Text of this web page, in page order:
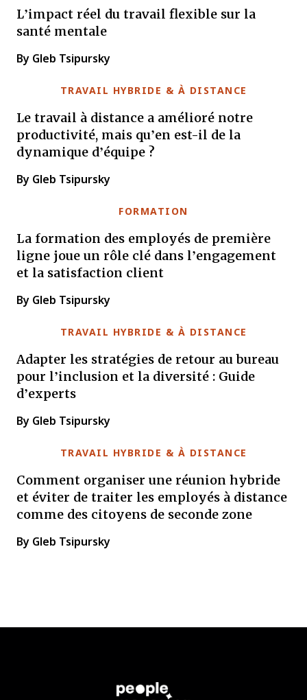
L’impact réel du travail flexible sur la
santé mentale
By Gleb Tsipursky
TRAVAIL HYBRIDE & À DISTANCE
Le travail à distance a amélioré notre
productivité, mais qu’en est-il de la
dynamique d’équipe ?
By Gleb Tsipursky
FORMATION
La formation des employés de première
ligne joue un rôle clé dans l’engagement
et la satisfaction client
By Gleb Tsipursky
TRAVAIL HYBRIDE & À DISTANCE
Adapter les stratégies de retour au bureau
pour l’inclusion et la diversité : Guide
d’experts
By Gleb Tsipursky
TRAVAIL HYBRIDE & À DISTANCE
Comment organiser une réunion hybride
et éviter de traiter les employés à distance
comme des citoyens de seconde zone
By Gleb Tsipursky